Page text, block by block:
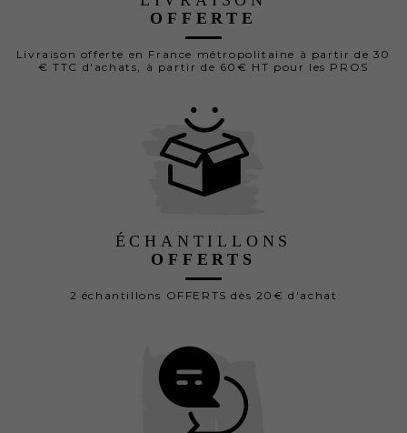
OFFERTE
Livraison offerte en France métropolitaine à partir de 30
€ TTC d'achats, à partir de 60€ HT pour les PROS
ÉCHANTILLONS
OFFERTS
2 échantillons OFFERTS dès 20€ d'achat